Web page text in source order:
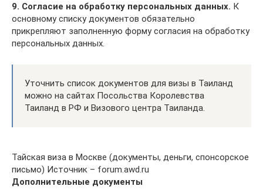
9. Согласие на обработку персональных данных. К
основному списку документов обязательно
прикрепляют заполненную форму согласия на обработку
персональных данных.
Уточнить список документов для визы в Таиланд
можно на сайтах Посольства Королевства
Таиланд в РФ и Визового центра Таиланда.
Тайская виза в Москве (документы, деньги, спонсорское
письмо) Источник – forum.awd.ru
Дополнительные документы